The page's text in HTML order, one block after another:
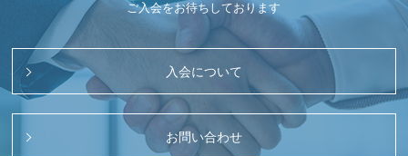
ご入会をお待ちしております
入会について
お問い合わせ